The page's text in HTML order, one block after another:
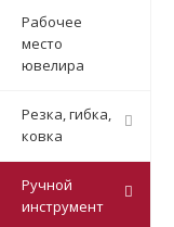
Рабочее
место
ювелира
Резка, гибка,
ковка
Ручной
инструмент